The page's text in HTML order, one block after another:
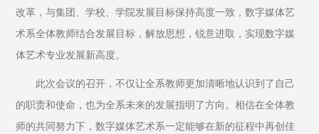
改革，与集团、学校、学院发展目标保持高度一致，数字媒体艺
术系全体教师结合发展目标，解放思想，锐意进取，实现数字媒
体艺术专业发展新高度。
此次会议的召开，不仅让全系教师更加清晰地认识到了自己
的职责和使命，也为全系未来的发展指明了方向。相信在全体教
师的共同努力下，数字媒体艺术系一定能够在新的征程中再创佳